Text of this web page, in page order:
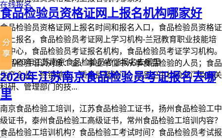
在线报名
食品检验员资格证网上报名机构哪家好
食品检验员资格证网上报名时间和报名入口，食品检验员资格证
网上报名，食品检验员考证网上学习机构-兰冠教育职业技能培
训中心，食品检验员考证报名机构，食品检验员考证学习机构。
食品检验培训对象：企、事业单位中从事食品检验的人员；食品
生产企业、经销单位、质量监督部门、食品卫生检验部门及有关
科研、管理部门的技...
2020年江苏南京食品检验员考证报名去哪
里
南京食品检验工培训，江苏食品检验工证书，扬州食品检验工中
级证书，泰州食品检验工高级证书，常州食品检验工培训内容？
食品检验工培训机构？食品检验工考试时间？食品检验员考试报